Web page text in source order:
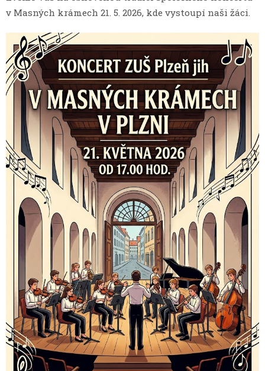
v Masných krámech 21. 5. 2026, kde vystoupí naši žáci.